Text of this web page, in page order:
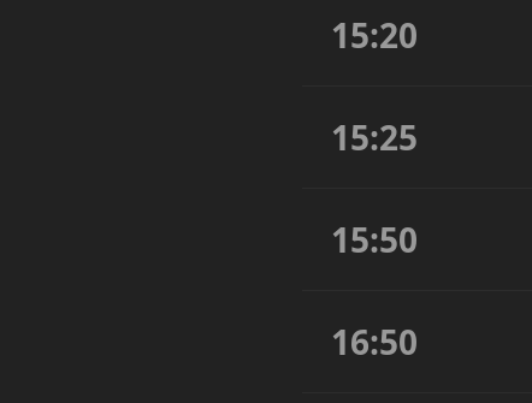
15:20
15:25
15:50
16:50